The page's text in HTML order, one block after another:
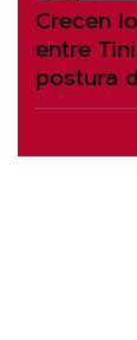
Crecen
entre
postura